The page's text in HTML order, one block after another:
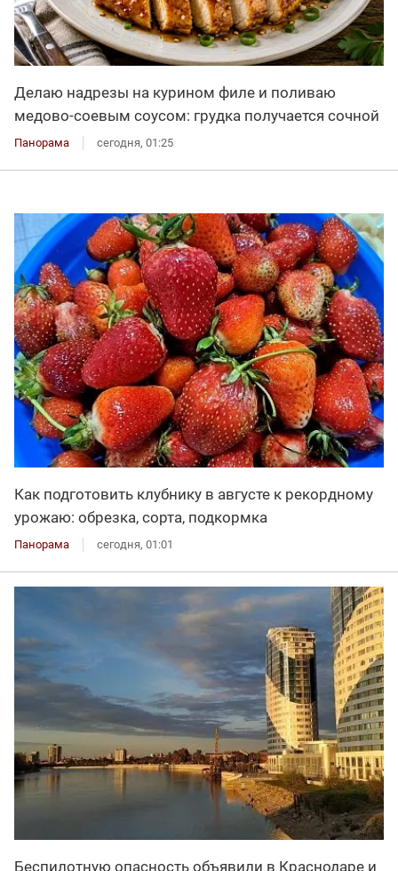
Делаю надрезы на курином филе и поливаю
медово-соевым соусом: грудка получается сочной
Панорама сегодня, 01:25
Как подготовить клубнику в августе к рекордному
урожаю: обрезка, сорта, подкормка
Панорама сегодня, 01:01
Беспилотную опасность объявили в Краснодаре и